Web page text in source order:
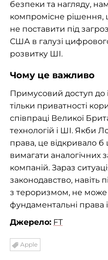
безпеки та нагляду,
компромісне рішення,
не поставити під
США в галузі
розвитку ШІ.
Чому це важливо
Примусовий доступ до
тільки приватності
співпраці Великої
технологій і ШІ. Якби
права, це відкривало б
вимагати аналогічних
компаній. Зараз
законодавство, навіть
з тероризмом, не
фундаментальні права
Джерело: FT
Apple